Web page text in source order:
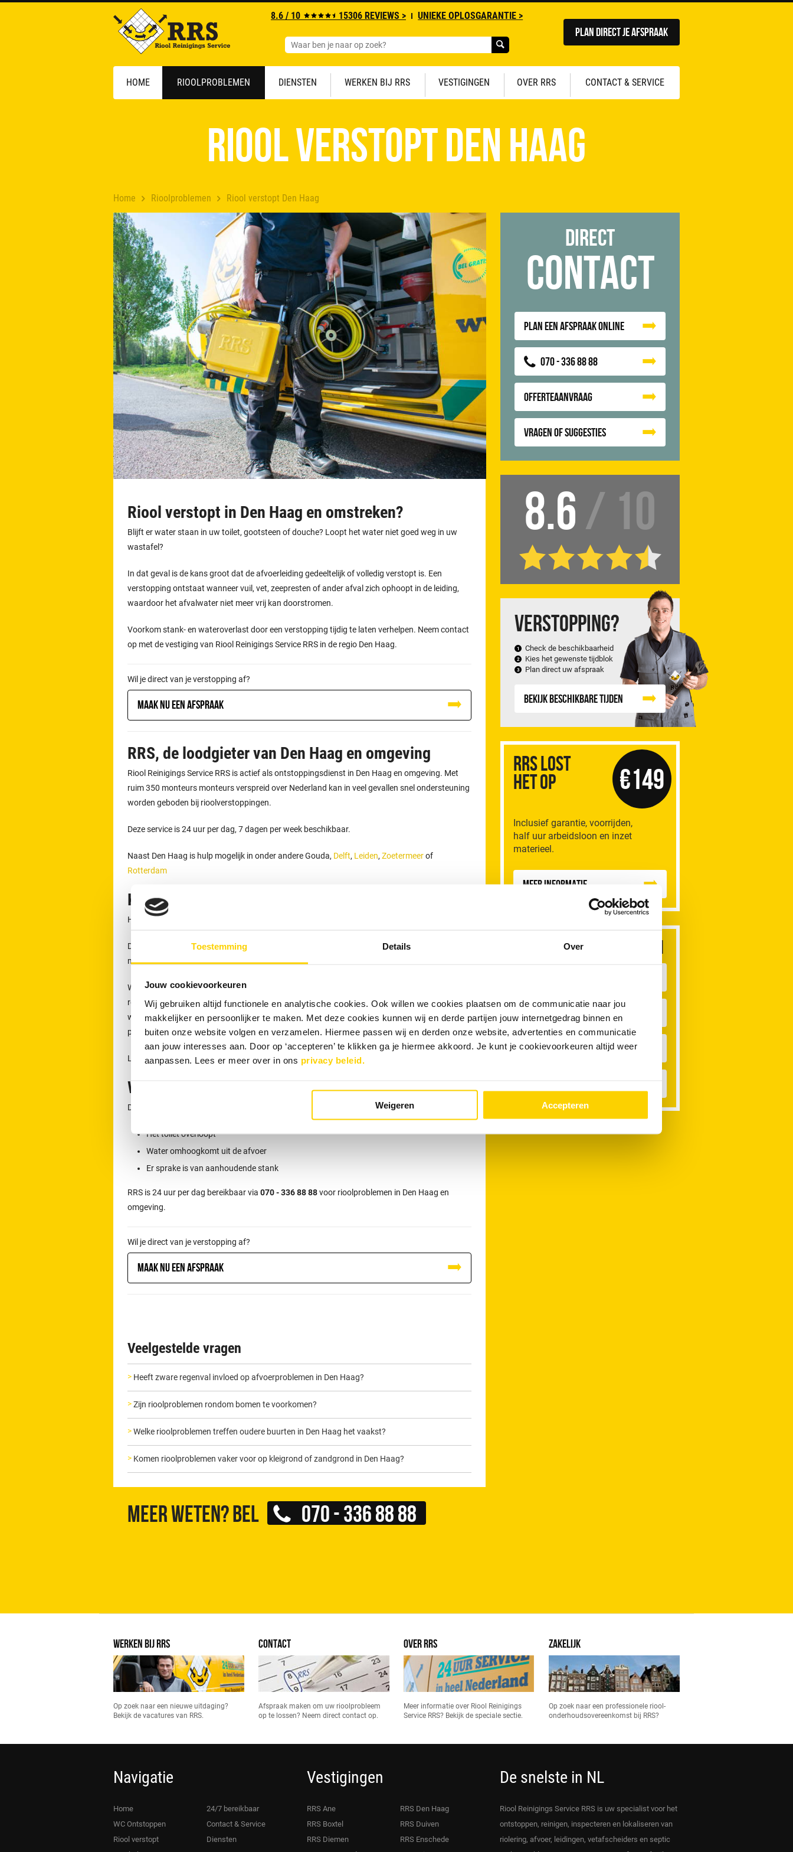
Toestemming Details Over
Jouw cookievoorkeuren
Wij gebruiken altijd functionele en analytische cookies. Ook willen we cookies plaatsen om de communicatie naar jou
makkelijker en persoonlijker te maken. Met deze cookies kunnen wij en derde partijen jouw internetgedrag binnen en
buiten onze website volgen en verzamelen. Hiermee passen wij en derden onze website, advertenties en communicatie
aan jouw interesses aan. Door op ‘accepteren’ te klikken ga je hiermee akkoord. Je kunt je cookievoorkeuren altijd weer
aanpassen. Lees er meer over in ons privacy beleid.
Weigeren Accepteren
8.6 / 10 15306 REVIEWS > UNIEKE OPLOSGARANTIE >
Plan direct je afspraak
HOME RIOOLPROBLEMEN DIENSTEN WERKEN BIJ RRS VESTIGINGEN OVER RRS CONTACT & SERVICE
Home Rioolproblemen Riool verstopt Den Haag
Riool verstopt Den Haag
Riool verstopt in Den Haag en omstreken?
Blijft er water staan in uw toilet, gootsteen of douche? Loopt het water niet goed weg in uw
wastafel?
In dat geval is de kans groot dat de afvoerleiding gedeeltelijk of volledig verstopt is. Een
verstopping ontstaat wanneer vuil, vet, zeepresten of ander afval zich ophoopt in de leiding,
waardoor het afvalwater niet meer vrij kan doorstromen.
Voorkom stank- en wateroverlast door een verstopping tijdig te laten verhelpen. Neem contact
op met de vestiging van Riool Reinigings Service RRS in de regio Den Haag.
Wil je direct van je verstopping af?
Maak nu een afspraak
RRS, de loodgieter van Den Haag en omgeving
Riool Reinigings Service RRS is actief als ontstoppingsdienst in Den Haag en omgeving. Met
ruim 350 monteurs monteurs verspreid over Nederland kan in veel gevallen snel ondersteuning
worden geboden bij rioolverstoppingen.
Deze service is 24 uur per dag, 7 dagen per week beschikbaar.
Naast Den Haag is hulp mogelijk in onder andere Gouda, Delft, Leiden, Zoetermeerof
Rotterdam
Kosten ontstoppingsbedrijf Den Haag
Het starttarief bedraagt € 149,- inclusief BTW.
Dit tarief geldt voor het eerste half uur en is inclusief voorrijkosten en inzet van standaard
materieel. In 85 % van de gevallen kan de verstopping binnen dit tarief worden verholpen.
Wanneer de werkzaamheden langer duren, wordt € 32,50 inclusief BTW per extra kwartier in
rekening gebracht. De genoemde bedragen zijn exclusief eventuele avond- of
weekendtoeslagen. De prijzen gelden voor particulieren. Betaling vindt bij voorkeur per PIN
plaats.
Lees meer overonze tarieven, garantie en geen succes, geen betaling!
Wanneer direct contact opnemen?
Direct contact is aan te raden wanneer:
Het toilet overloopt
Water omhoogkomt uit de afvoer
Er sprake is van aanhoudende stank
RRS is 24 uur per dag bereikbaar via 070 - 336 88 88voor rioolproblemen in Den Haag en
omgeving.
Wil je direct van je verstopping af?
Maak nu een afspraak
Veelgestelde vragen
Heeft zware regenval invloed op afvoerproblemen in Den Haag?
Zijn rioolproblemen rondom bomen te voorkomen?
Welke rioolproblemen treffen oudere buurten in Den Haag het vaakst?
Komen rioolproblemen vaker voor op kleigrond of zandgrond in Den Haag?
Meer weten? Bel 070 - 336 88 88
Direct
Contact
Plan een afspraak online
070 - 336 88 88
Offerteaanvraag
Vragen of suggesties
8.6 / 10
Verstopping?
Check de beschikbaarheid
Kies het gewenste tijdblok
Plan direct uw afspraak
Bekijk beschikbare tijden
RRS Lost
het op
Inclusief garantie, voorrijden,
half uur arbeidsloon en inzet
materieel.
€149
Meer informatie
Andere rioolproblemen
Douche Verstopt
Wastafel Verstopt
WERKEN BIJ RRS
Op zoek naar een nieuwe uitdaging?
Bekijk de vacatures van RRS.
CONTACT
Afspraak maken om uw rioolprobleem
op te lossen? Neem direct contact op.
OVER RRS
Meer informatie over Riool Reinigings
Service RRS? Bekijk de speciale sectie.
ZAKELIJK
Op zoek naar een professionele riool-
onderhoudsovereenkomst bij RRS?
Navigatie
Home
WC Ontstoppen
Riool verstopt
24/7 bereikbaar
Contact & Service
Diensten
Vestigingen
RRS Ane
RRS Boxtel
RRS Diemen
RRS Den Haag
RRS Duiven
RRS Enschede
De snelste in NL
Riool Reinigings Service RRS is uw specialist voor het
ontstoppen, reinigen, inspecteren en lokaliseren van
riolering, afvoer, leidingen, vetafscheiders en septic